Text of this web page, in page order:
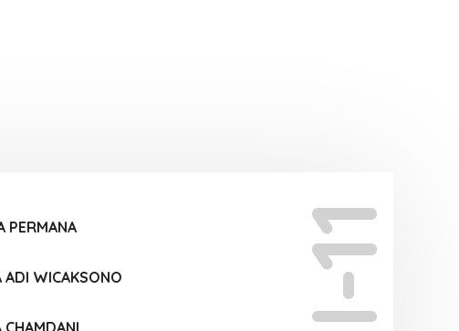
PERMANA
ADI WICAKSONO
CHAMDANI